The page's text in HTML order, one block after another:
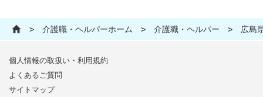
> 介護職・ヘルパーホーム > 介護職・ヘルパー > 広島
個人情報の取扱い・利用規約
よくあるご質問
サイトマップ